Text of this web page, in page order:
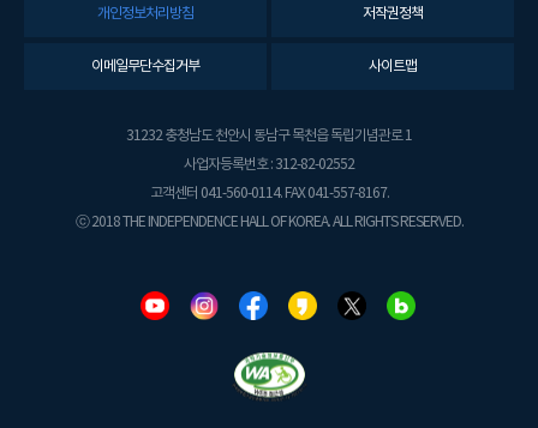
개인정보처리방침 저작권정책
이메일무단수집거부 사이트맵
31232 충청남도 천안시 동남구 목천읍 독립기념관로 1
사업자등록번호 : 312-82-02552
고객센터 041-560-0114. FAX 041-557-8167.
ⓒ 2018 THE INDEPENDENCE HALL OF KOREA. ALL RIGHTS RESERVED.